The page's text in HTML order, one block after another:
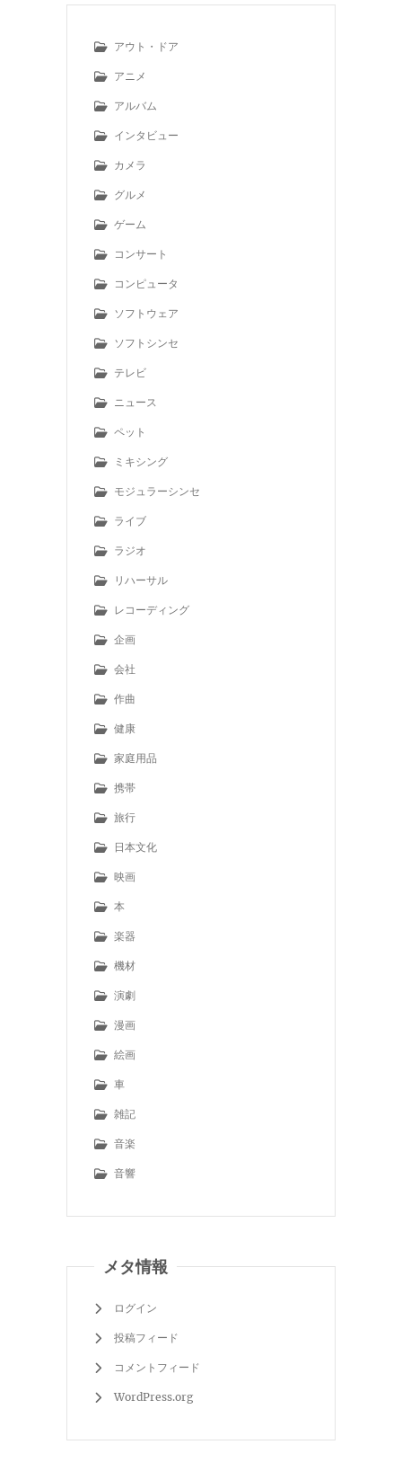
アウト・ドア
アニメ
アルバム
インタビュー
カメラ
グルメ
ゲーム
コンサート
コンピュータ
ソフトウェア
ソフトシンセ
テレビ
ニュース
ペット
ミキシング
モジュラーシンセ
ライブ
ラジオ
リハーサル
レコーディング
企画
会社
作曲
健康
家庭用品
携帯
旅行
日本文化
映画
本
楽器
機材
演劇
漫画
絵画
車
雑記
音楽
音響
メタ情報
ログイン
投稿フィード
コメントフィード
WordPress.org